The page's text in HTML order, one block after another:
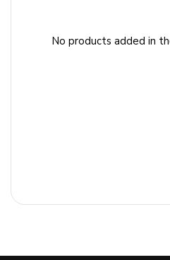
No products added in